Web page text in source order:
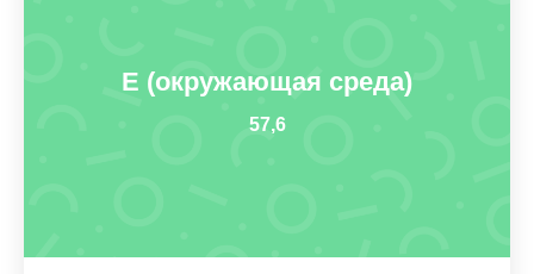
E (окружающая среда)
57,6